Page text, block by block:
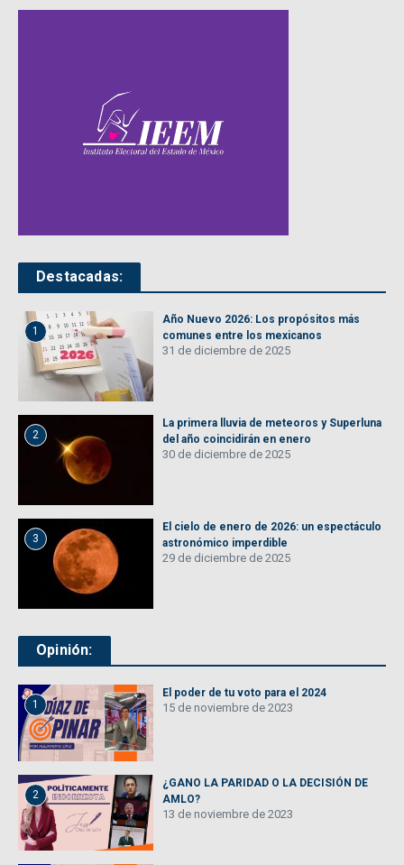
Destacadas:
1
Año Nuevo 2026: Los propósitos más
comunes entre los mexicanos
31 de diciembre de 2025
2
La primera lluvia de meteoros y Superluna
del año coincidirán en enero
30 de diciembre de 2025
3
El cielo de enero de 2026: un espectáculo
astronómico imperdible
29 de diciembre de 2025
Opinión:
1
El poder de tu voto para el 2024
15 de noviembre de 2023
2
¿GANO LA PARIDAD O LA DECISIÓN DE
AMLO?
13 de noviembre de 2023